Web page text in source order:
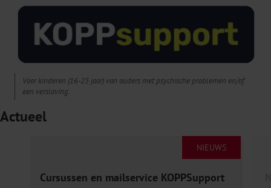
Voor kinderen (16-25 jaar) van ouders met psychische problemen en/of
een verslaving.
Actueel
NIEUWS
Cursussen en mailservice KOPPSupport